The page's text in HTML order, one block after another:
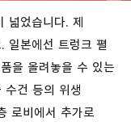
넓었습니다. 제
일본에선 트렁크 펼
을 올려놓을 수 있는
수건 등의 위생
로비에서 추가로